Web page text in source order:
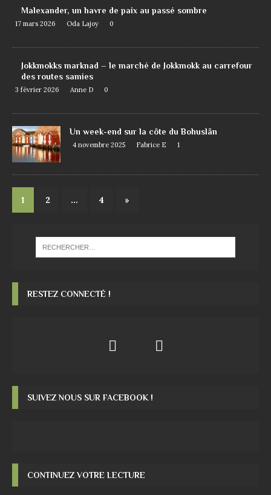
Malexander, un havre de paix au passé sombre
17 mars 2026 Oda Lajoy 0
Jokkmokks marknad – le marché de Jokkmokk au carrefour
des routes samies
3 février 2026 Anne D 0
Un week-end sur la côte du Bohuslän
4 novembre 2025 Fabrice E 1
1 2 … 4 »
RESTEZ CONNECTÉ !
SUIVEZ NOUS SUR FACEBOOK !
CONTINUEZ VOTRE LECTURE